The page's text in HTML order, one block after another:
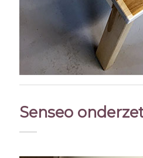
Senseo